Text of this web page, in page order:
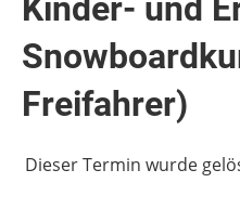
Kinder- und
Freifahrer)
Dieser Termin wurde